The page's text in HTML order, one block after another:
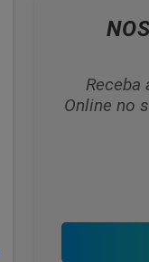
Receba
Online no